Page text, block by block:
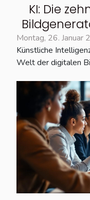
KI: Die
Montag, 26. Januar
Künstliche
Welt der digitalen